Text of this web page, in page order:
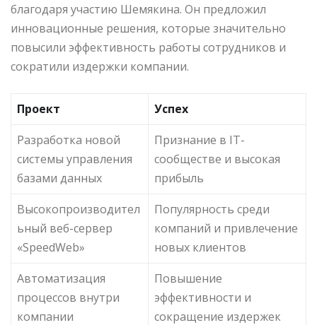
благодаря участию Шемякина. Он предложил
инновационные решения, которые значительно
повысили эффективность работы сотрудников и
сократили издержки компании.
Проект
Успех
Разработка новой
системы управления
базами данных
Признание в IT-
сообществе и высокая
прибыль
Высокопроизводител
ьный веб-сервер
«SpeedWeb»
Популярность среди
компаний и привлечение
новых клиентов
Автоматизация
процессов внутри
компании
Повышение
эффективности и
сокращение издержек